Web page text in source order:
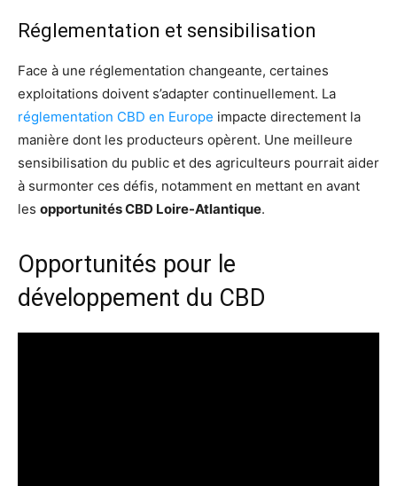
Réglementation et sensibilisation
Face à une réglementation changeante, certaines
exploitations doivent s’adapter continuellement. La
réglementation CBD en Europe impacte directement la
manière dont les producteurs opèrent. Une meilleure
sensibilisation du public et des agriculteurs pourrait aider
à surmonter ces défis, notamment en mettant en avant
les opportunités CBD Loire-Atlantique.
Opportunités pour le
développement du CBD